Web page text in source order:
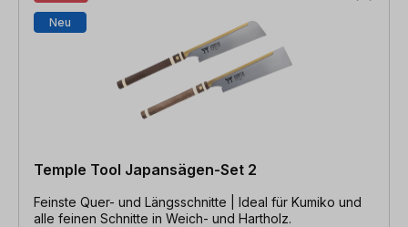
Neu
Temple Tool Japansägen-Set 2
Feinste Quer- und Längsschnitte | Ideal für Kumiko und
alle feinen Schnitte in Weich- und Hartholz.